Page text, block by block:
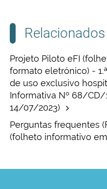
Relacionados
Projeto Piloto eFI
formato eletrónico) -
de uso exclusivo
Informativa Nº 68/CD/
14/07/2023)
Perguntas frequentes
(folheto informativo